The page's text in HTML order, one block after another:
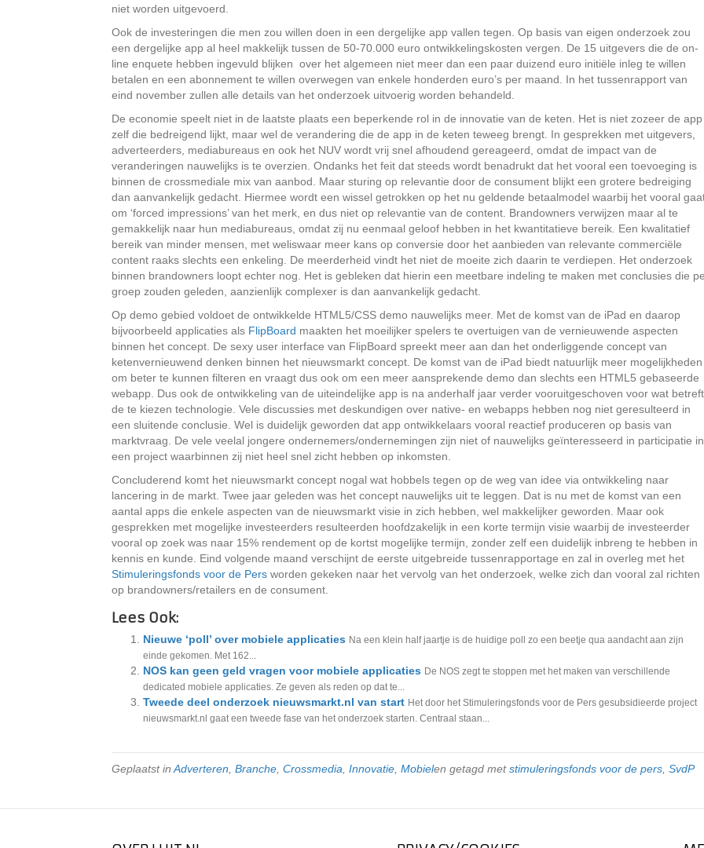
niet worden uitgevoerd.
Ook de investeringen die men zou willen doen in een dergelijke app vallen tegen. Op basis van eigen onderzoek zou
een dergelijke app al heel makkelijk tussen de 50-70.000 euro ontwikkelingskosten vergen. De 15 uitgevers die de on-
line enquete hebben ingevuld blijken over het algemeen niet meer dan een paar duizend euro initiële inleg te willen
betalen en een abonnement te willen overwegen van enkele honderden euro’s per maand. In het tussenrapport van
eind november zullen alle details van het onderzoek uitvoerig worden behandeld.
De economie speelt niet in de laatste plaats een beperkende rol in de innovatie van de keten. Het is niet zozeer de app
zelf die bedreigend lijkt, maar wel de verandering die de app in de keten teweeg brengt. In gesprekken met uitgevers,
adverteerders, mediabureaus en ook het NUV wordt vrij snel afhoudend gereageerd, omdat de impact van de
veranderingen nauwelijks is te overzien. Ondanks het feit dat steeds wordt benadrukt dat het vooral een toevoeging is
binnen de crossmediale mix van aanbod. Maar sturing op relevantie door de consument blijkt een grotere bedreiging
dan aanvankelijk gedacht. Hiermee wordt een wissel getrokken op het nu geldende betaalmodel waarbij het vooral
om ‘forced impressions’ van het merk, en dus niet op relevantie van de content. Brandowners verwijzen maar al te
gemakkelijk naar hun mediabureaus, omdat zij nu eenmaal geloof hebben in het kwantitatieve bereik. Een kwalitatief
bereik van minder mensen, met weliswaar meer kans op conversie door het aanbieden van relevante commerciële
content raaks slechts een enkeling. De meerderheid vindt het niet de moeite zich daarin te verdiepen. Het onderzoek
binnen brandowners loopt echter nog. Het is gebleken dat hierin een meetbare indeling te maken met conclusies die
groep zouden geleden, aanzienlijk complexer is dan aanvankelijk gedacht.
Op demo gebied voldoet de ontwikkelde HTML5/CSS demo nauwelijks meer. Met de komst van de iPad en daarop
bijvoorbeeld applicaties als FlipBoard maakten het moeilijker spelers te overtuigen van de vernieuwende aspecten
binnen het concept. De sexy user interface van FlipBoard spreekt meer aan dan het onderliggende concept van
ketenvernieuwend denken binnen het nieuwsmarkt concept. De komst van de iPad biedt natuurlijk meer mogelijkheden
om beter te kunnen filteren en vraagt dus ook om een meer aansprekende demo dan slechts een HTML5 gebaseerde
webapp. Dus ook de ontwikkeling van de uiteindelijke app is na anderhalf jaar verder vooruitgeschoven voor wat betreft
de te kiezen technologie. Vele discussies met deskundigen over native- en webapps hebben nog niet geresulteerd in
een sluitende conclusie. Wel is duidelijk geworden dat app ontwikkelaars vooral reactief produceren op basis van
marktvraag. De vele veelal jongere ondernemers/ondernemingen zijn niet of nauwelijks geïnteresseerd in participatie in
een project waarbinnen zij niet heel snel zicht hebben op inkomsten.
Concluderend komt het nieuwsmarkt concept nogal wat hobbels tegen op de weg van idee via ontwikkeling naar
lancering in de markt. Twee jaar geleden was het concept nauwelijks uit te leggen. Dat is nu met de komst van een
aantal apps die enkele aspecten van de nieuwsmarkt visie in zich hebben, wel makkelijker geworden. Maar ook
gesprekken met mogelijke investeerders resulteerden hoofdzakelijk in een korte termijn visie waarbij de investeerder
vooral op zoek was naar 15% rendement op de kortst mogelijke termijn, zonder zelf een duidelijk inbreng te hebben in
kennis en kunde. Eind volgende maand verschijnt de eerste uitgebreide tussenrapportage en zal in overleg met het
Stimuleringsfonds voor de Pers worden gekeken naar het vervolg van het onderzoek, welke zich dan vooral zal richten
op brandowners/retailers en de consument.
Lees Ook:
Nieuwe ‘poll’ over mobiele applicaties Na een klein half jaartje is de huidige poll zo een beetje qua aandacht aan zijn
einde gekomen. Met 162...
NOS kan geen geld vragen voor mobiele applicaties De NOS zegt te stoppen met het maken van verschillende
dedicated mobiele applicaties. Ze geven als reden op dat te...
Tweede deel onderzoek nieuwsmarkt.nl van start Het door het Stimuleringsfonds voor de Pers gesubsidieerde project
nieuwsmarkt.nl gaat een tweede fase van het onderzoek starten. Centraal staan...
Geplaatst in Adverteren Branche Crossmedia Innovatie Mobielen getagd metstimuleringsfonds voor de pers SvdP